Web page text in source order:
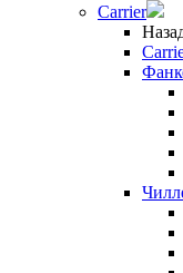
Carrier